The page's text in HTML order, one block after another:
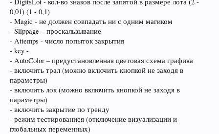
0,01) (1 - 0,1)
- Magic - не должен совпадать ни с одним магиком
- Slippage – проскальзывание
- Attemps - число попыток закрытия
- key -
- AutoColor – предустановленная цветовая схема графика
- включить трал (можно включить кнопкой не заходя в
параметры)
- включить лок (можно включить кнопкой не заходя в
параметры)
- включить закрытие по тренду
- режим тестированиея (отключение визуализации и
глобальных переменных)